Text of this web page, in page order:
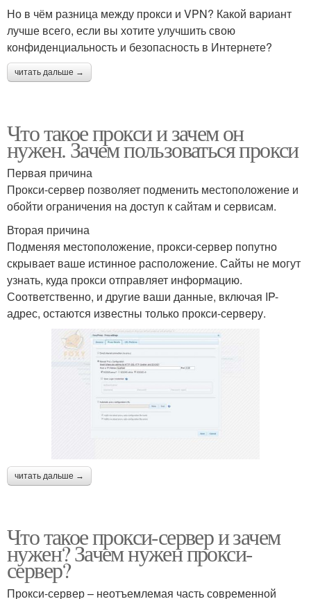
Но в чём разница между прокси и VPN? Какой вариант
лучше всего, если вы хотите улучшить свою
конфиденциальность и безопасность в Интернете?
читать дальше →
Что такое прокси и зачем он
нужен. Зачем пользоваться прокси
Первая причина
Прокси-сервер позволяет подменить местоположение и
обойти ограничения на доступ к сайтам и сервисам.
Вторая причина
Подменяя местоположение, прокси-сервер попутно
скрывает ваше истинное расположение. Сайты не могут
узнать, куда прокси отправляет информацию.
Соответственно, и другие ваши данные, включая IP-
адрес, остаются известны только прокси-серверу.
читать дальше →
Что такое прокси-сервер и зачем
нужен? Зачем нужен прокси-
сервер?
Прокси-сервер – неотъемлемая часть современной